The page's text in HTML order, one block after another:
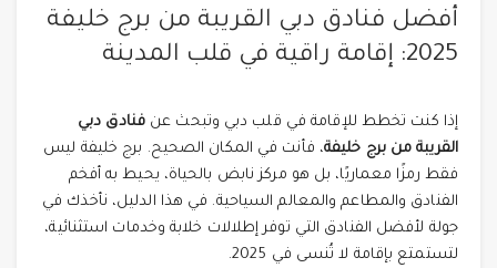
أفضل فنادق دبي القريبة من برج خليفة
2025: إقامة راقية في قلب المدينة
إذا كنت تخطط للإقامة في قلب دبي وتبحث عن فنادق دبي
القريبة من برج خليفة، فأنت في المكان الصحيح. برج خليفة ليس
فقط رمزًا معماريًا، بل هو مركز نابض بالحياة، يحيط به أفخم
الفنادق والمطاعم والمعالم السياحية. في هذا الدليل، نأخذك في
جولة لأفضل الفنادق التي توفر إطلالات خلابة وخدمات استثنائية،
لتستمتع بإقامة لا تُنسى في 2025.